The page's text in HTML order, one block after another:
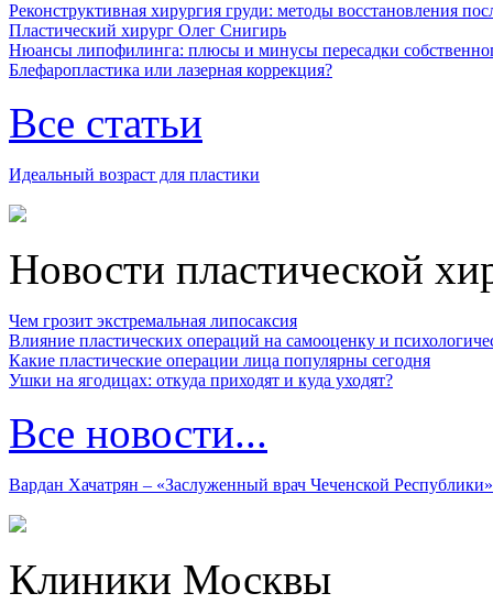
Реконструктивная хирургия груди: методы восстановления
Пластический хирург Олег Снигирь
Нюансы липофилинга: плюсы и минусы пересадки
Блефаропластика или лазерная коррекция?
Все статьи
Идеальный возраст для пластики
Новости пластической
Чем грозит экстремальная липосаксия
Влияние пластических операций на самооценку и
Какие пластические операции лица популярны сегодня
Ушки на ягодицах: откуда приходят и куда уходят?
Все новости...
Вардан Хачатрян – «Заслуженный врач Чеченской Республики»
Клиники Москвы